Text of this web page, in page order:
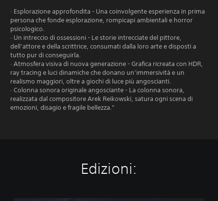
· Esplorazione approfondita - Una coinvolgente esperienza in prima
persona che fonde esplorazione, rompicapi ambientali e horror
psicologico.
· Un intreccio di ossessioni - Le storie intrecciate del pittore,
dell’attore e della scrittrice, consumati dalla loro arte e disposti a
tutto pur di conseguirla.
· Atmosfera visiva di nuova generazione - Grafica ricreata con HDR,
ray tracing e luci dinamiche che donano un’immersività e un
realismo maggiori, oltre a giochi di luce più angoscianti.
· Colonna sonora originale angosciante - La colonna sonora,
realizzata dal compositore Arek Reikowski, satura ogni scena di
emozioni, disagio e fragile bellezza."
Edizioni: